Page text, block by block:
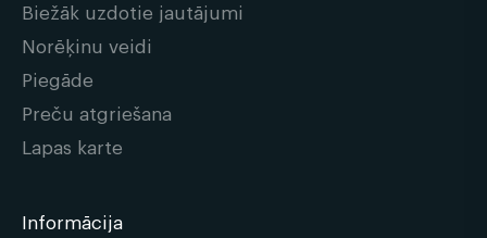
Biežāk uzdotie jautājumi
Norēķinu veidi
Piegāde
Preču atgriešana
Lapas karte
Informācija